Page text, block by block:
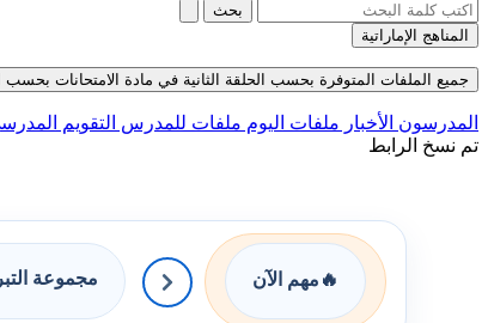
بحث
المناهج الإماراتية
جميع الملفات المتوفرة بحسب الحلقة الثانية في مادة الامتحانات بحسب
المدرسون الأخبار ملفات اليوم ملفات للمدرس التقويم
تم نسخ الرابط
🔥 مهم الآن مجموعة